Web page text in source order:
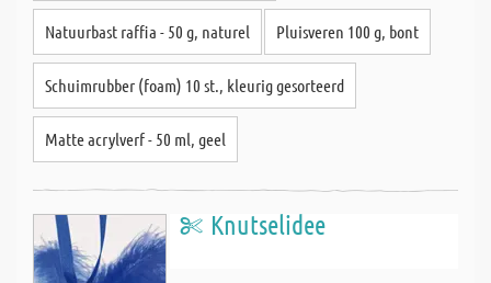
Natuurbast raffia - 50 g, naturel Pluisveren 100 g, bont
Schuimrubber (foam) 10 st., kleurig gesorteerd
Matte acrylverf - 50 ml, geel
Knutselidee